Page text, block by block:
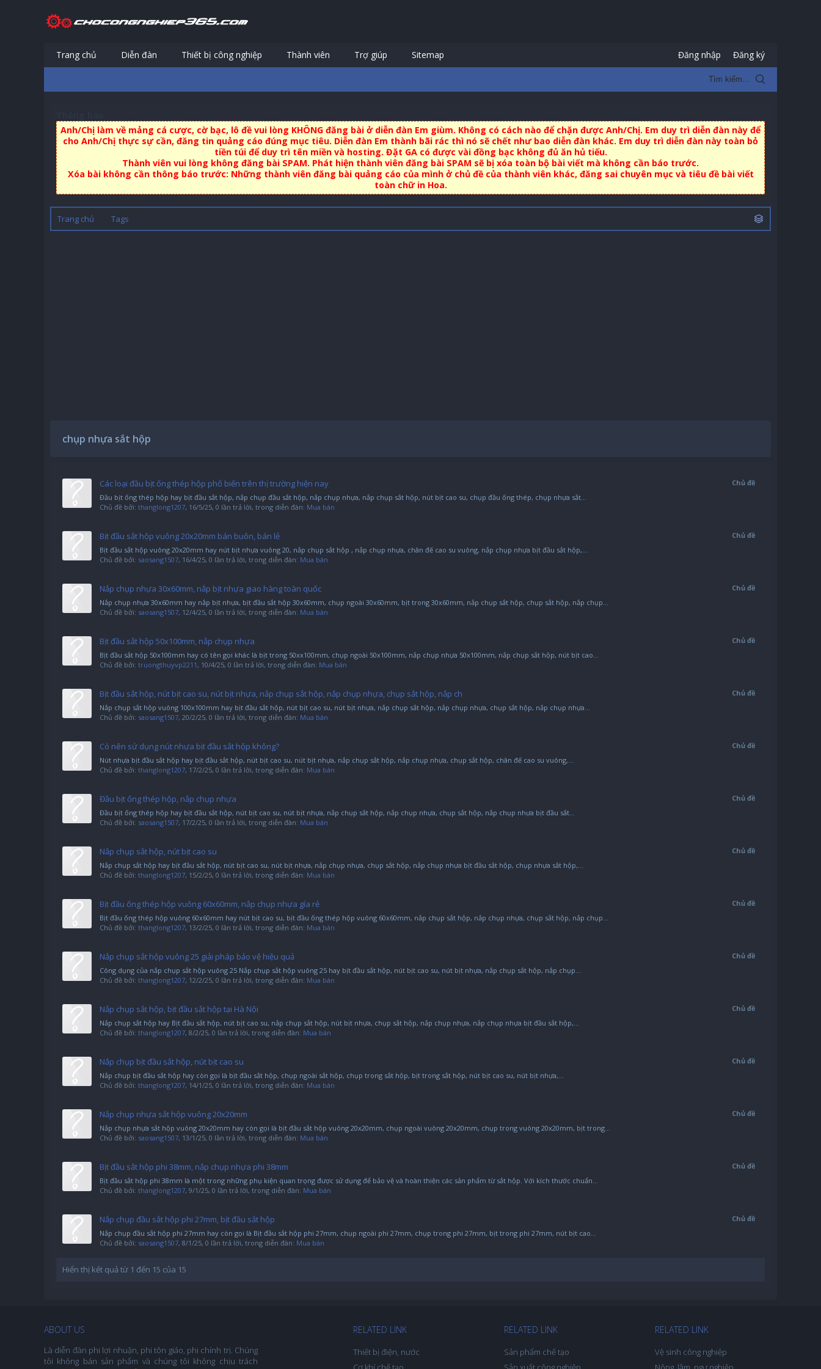
Anh/Chị làm về mảng cá cược, cờ bạc, lô đề vui lòng KHÔNG đăng bài ở diễn đàn Em giùm. Không có cách nào để chặn được Anh/Chị. Em duy trì diễn đàn này để
cho Anh/Chị thực sự cần, đăng tin quảng cáo đúng mục tiêu. Diễn đàn Em thành bãi rác thì nó sẽ chết như bao diễn đàn khác. Em duy trì diễn đàn này toàn bỏ
tiền túi để duy trì tên miền và hosting. Đặt GA có được vài đồng bạc không đủ ăn hủ tiếu.
Thành viên vui lòng không đăng bài SPAM. Phát hiện thành viên đăng bài SPAM sẽ bị xóa toàn bộ bài viết mà không cần báo trước.
Xóa bài không cần thông báo trước: Những thành viên đăng bài quảng cáo của mình ở chủ đề của thành viên khác, đăng sai chuyên mục và tiêu đề bài viết
toàn chữ in Hoa.
Trang chủ Tags
chụp nhựa sắt hộp
Chủ đề
Các loại đầu bịt ống thép hộp phổ biến trên thị trường hiện nay
Đầu bịt ống thép hộp hay bịt đầu sắt hộp, nắp chụp đầu sắt hộp, nắp chụp nhựa, nắp chụp sắt hộp, nút bịt cao su, chụp đầu ống thép, chụp nhựa sắt...
Chủ đề bởi: thanglong1207, 16/5/25, 0 lần trả lời, trong diễn đàn: Mua bán
Chủ đề
Bịt đầu sắt hộp vuông 20x20mm bán buôn, bán lẻ
Bịt đầu sắt hộp vuông 20x20mm hay nút bịt nhựa vuông 20, nắp chụp sắt hộp , nắp chụp nhựa, chân đế cao su vuông, nắp chụp nhựa bịt đầu sắt hộp,...
Chủ đề bởi: saosang1507, 16/4/25, 0 lần trả lời, trong diễn đàn: Mua bán
Chủ đề
Nắp chụp nhựa 30x60mm, nắp bịt nhựa giao hàng toàn quốc
Nắp chụp nhựa 30x60mm hay nắp bịt nhựa, bịt đầu sắt hộp 30x60mm, chụp ngoài 30x60mm, bịt trong 30x60mm, nắp chụp sắt hộp, chụp sắt hộp, nắp chụp...
Chủ đề bởi: saosang1507, 12/4/25, 0 lần trả lời, trong diễn đàn: Mua bán
Chủ đề
Bịt đầu sắt hộp 50x100mm, nắp chụp nhựa
Bịt đầu sắt hộp 50x100mm hay có tên gọi khác là bịt trong 50xx100mm, chụp ngoài 50x100mm, nắp chụp nhựa 50x100mm, nắp chụp sắt hộp, nút bịt cao...
Chủ đề bởi: truongthuyvp2211 , 10/4/25, 0 lần trả lời, trong diễn đàn: Mua bán
Chủ đề
Bịt đầu sắt hộp, nút bịt cao su, nút bịt nhựa, nắp chụp sắt hộp, nắp chụp nhựa, chụp sắt hộp, nắp ch
Nắp chụp sắt hộp vuông 100x100mm hay bịt đầu sắt hộp, nút bịt cao su, nút bịt nhựa, nắp chụp sắt hộp, nắp chụp nhựa, chụp sắt hộp, nắp chụp nhựa...
Chủ đề bởi: saosang1507, 20/2/25, 0 lần trả lời, trong diễn đàn: Mua bán
Chủ đề
Có nên sử dụng nút nhựa bịt đầu sắt hộp không?
Nút nhựa bịt đầu sắt hộp hay bịt đầu sắt hộp, nút bịt cao su, nút bịt nhựa, nắp chụp sắt hộp, nắp chụp nhựa, chụp sắt hộp, chân đế cao su vuông,...
Chủ đề bởi: thanglong1207, 17/2/25, 0 lần trả lời, trong diễn đàn: Mua bán
Chủ đề
Đầu bịt ống thép hộp, nắp chụp nhựa
Đầu bịt ống thép hộp hay bịt đầu sắt hộp, nút bịt cao su, nút bịt nhựa, nắp chụp sắt hộp, nắp chụp nhựa, chụp sắt hộp, nắp chụp nhựa bịt đầu sắt...
Chủ đề bởi: saosang1507, 17/2/25, 0 lần trả lời, trong diễn đàn: Mua bán
Chủ đề
Nắp chụp sắt hộp, nút bịt cao su
Nắp chụp sắt hộp hay bịt đầu sắt hộp, nút bịt cao su, nút bịt nhựa, nắp chụp nhựa, chụp sắt hộp, nắp chụp nhựa bịt đầu sắt hộp, chụp nhựa sắt hộp,...
Chủ đề bởi: thanglong1207, 15/2/25, 0 lần trả lời, trong diễn đàn: Mua bán
Chủ đề
Bịt đầu ống thép hộp vuông 60x60mm, nắp chụp nhựa gía rẻ
Bịt đầu ống thép hộp vuông 60x60mm hay nút bịt cao su, bịt đầu ống thép hộp vuông 60x60mm, nắp chụp sắt hộp, nắp chụp nhựa, chụp sắt hộp, nắp chụp...
Chủ đề bởi: thanglong1207, 13/2/25, 0 lần trả lời, trong diễn đàn: Mua bán
Chủ đề
Nắp chụp sắt hộp vuông 25 giải pháp bảo vệ hiệu quả
Công dụng của nắp chụp sắt hộp vuông 25 Nắp chụp sắt hộp vuông 25 hay bịt đầu sắt hộp, nút bịt cao su, nút bịt nhựa, nắp chụp sắt hộp, nắp chụp...
Chủ đề bởi: thanglong1207, 12/2/25, 0 lần trả lời, trong diễn đàn: Mua bán
Chủ đề
Nắp chụp sắt hộp, bịt đầu sắt hộp tại Hà Nội
Nắp chụp sắt hộp hay Bịt đầu sắt hộp, nút bịt cao su, nắp chụp sắt hộp, nút bịt nhựa, chụp sắt hộp, nắp chụp nhựa, nắp chụp nhựa bịt đầu sắt hộp,...
Chủ đề bởi: thanglong1207, 8/2/25, 0 lần trả lời, trong diễn đàn: Mua bán
Chủ đề
Nắp chụp bịt đầu sắt hộp, nút bịt cao su
Nắp chụp bịt đầu sắt hộp hay còn gọi là bịt đầu sắt hộp, chụp ngoài sắt hộp, chụp trong sắt hộp, bịt trong sắt hộp, nút bịt cao su, nút bịt nhựa,...
Chủ đề bởi: thanglong1207, 14/1/25, 0 lần trả lời, trong diễn đàn: Mua bán
Chủ đề
Nắp chụp nhựa sắt hộp vuông 20x20mm
Nắp chụp nhựa sắt hộp vuông 20x20mm hay còn gọi là bịt đầu sắt hộp vuông 20x20mm, chụp ngoài vuông 20x20mm, chụp trong vuông 20x20mm, bịt trong...
Chủ đề bởi: saosang1507, 13/1/25, 0 lần trả lời, trong diễn đàn: Mua bán
Chủ đề
Bịt đầu sắt hộp phi 38mm, nắp chụp nhựa phi 38mm
Bịt đầu sắt hộp phi 38mm là một trong những phụ kiện quan trọng được sử dụng để bảo vệ và hoàn thiện các sản phẩm từ sắt hộp. Với kích thước chuẩn...
Chủ đề bởi: thanglong1207, 9/1/25, 0 lần trả lời, trong diễn đàn: Mua bán
Chủ đề
Nắp chụp đầu sắt hộp phi 27mm, bịt đầu sắt hộp
Nắp chụp đầu sắt hộp phi 27mm hay còn gọi là Bịt đầu sắt hộp phi 27mm, chụp ngoài phi 27mm, chụp trong phi 27mm, bịt trong phi 27mm, nút bịt cao...
Chủ đề bởi: saosang1507, 8/1/25, 0 lần trả lời, trong diễn đàn: Mua bán
Hiển thị kết quả từ 1 đến 15 của 15
Trang chủ Diễn đàn Thiết bị công nghiệp Thành viên Trợ giúp Sitemap Đăng nhập Đăng ký
ABOUT US
Là diễn đàn phi lợi nhuận, phi tôn giáo, phi chính trị. Chúng
tôi không bán sản phẩm và chúng tôi không chịu trách
RELATED LINK
Thiết bị điện, nước
RELATED LINK
Sản phẩm chế tạo
RELATED LINK
Vệ sinh công nghiệp